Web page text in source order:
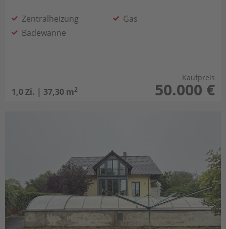
Zentralheizung
Gas
Badewanne
1,0 Zi. | 37,30 m2
Kaufpreis
50.000 €